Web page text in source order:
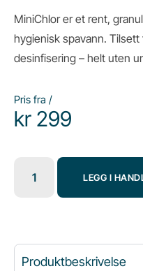
MiniChlor er et rent,
hygienisk spa­vann.
desinfisering – helt uten
Pris fra /
kr299
LEGG I
Produktbeskrivelse